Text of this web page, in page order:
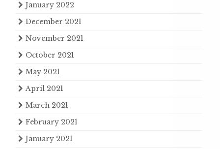
January 2022
December 2021
November 2021
October 2021
May 2021
April 2021
March 2021
February 2021
January 2021